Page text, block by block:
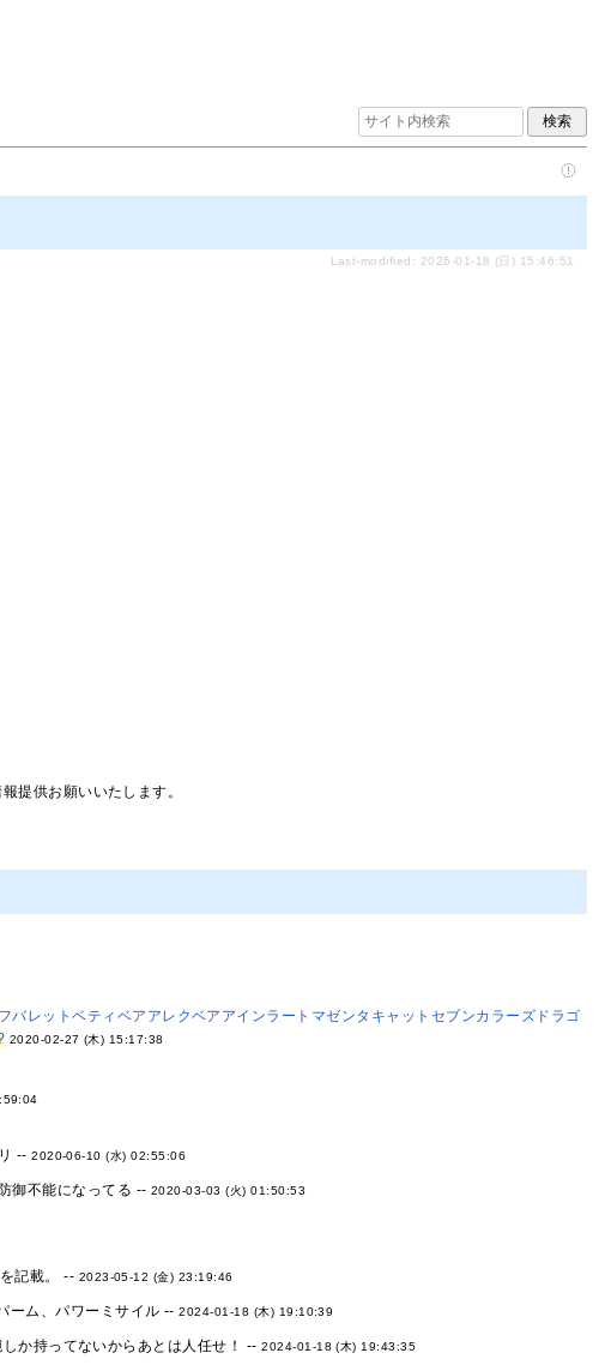
Last-modified: 2026-01-18 (日) 15:46:51
提供お願いいたします。
バレットベティベア アレクベア アインラート マゼンタキャット セブンカラーズ ドラゴ
2020-02-27 (木) 15:17:38
--2020-06-10 (水) 02:55:06
御不能になってる -- 2020-03-03 (火) 01:50:53
記載。 -- 2023-05-12 (金) 23:19:46
ーム、パワーミサイル --2024-01-18 (木) 19:10:39
か持ってないからあとは人任せ！ --2024-01-18 (木) 19:43:35